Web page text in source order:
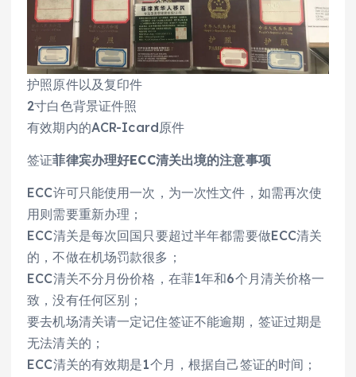
护照原件以及复印件
2寸白色背景证件照
有效期内的ACR-Icard原件
签证菲律宾办理好ECC清关出境的注意事项
ECC许可只能使用一次，为一次性文件，如需再次使
用则需要重新办理；
ECC清关是每次回国只要超过半年都需要做ECC清关
的，不做在机场罚款很多；
ECC清关不分月份价格，在菲1年和6个月清关价格一
致，没有任何区别；
要去机场清关请一定记住签证不能逾期，签证过期是
无法清关的；
ECC清关的有效期是1个月，根据自己签证的时间；